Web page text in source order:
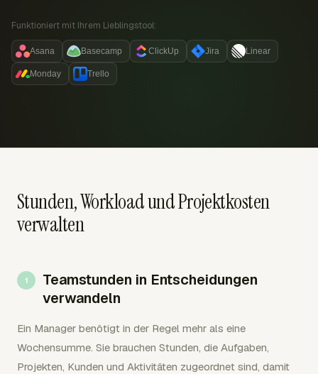
Funktioniert mit Ihrem Lieblingstool:
Asana Basecamp ClickUp Jira Linear
Monday Trello
Stunden, Workload und Projektkosten
verwalten
Teamstunden in Entscheidungen
verwandeln
Ein Manager benötigt in der Regel mehr als eine
Wochensumme. Sie brauchen Stunden, die Aufgaben,
Projekten, Kunden und Aktivitäten zugeordnet sind, damit